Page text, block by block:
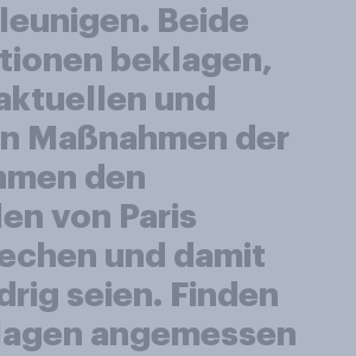
Beide
beklagen,
und
Maßnahmen der
den
von Paris
und damit
seien. Finden
angemessen